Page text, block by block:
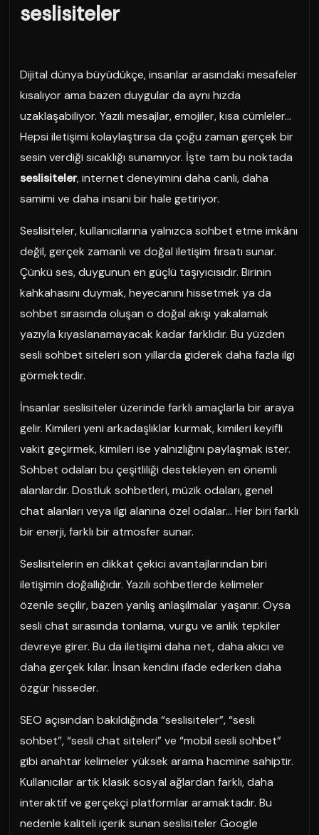
seslisiteler
Dijital dünya büyüdükçe, insanlar arasındaki mesafeler
kısalıyor ama bazen duygular da aynı hızda
uzaklaşabiliyor. Yazılı mesajlar, emojiler, kısa cümleler…
Hepsi iletişimi kolaylaştırsa da çoğu zaman gerçek bir
sesin verdiği sıcaklığı sunamıyor. İşte tam bu noktada
seslisiteler, internet deneyimini daha canlı, daha
samimi ve daha insani bir hale getiriyor.
Seslisiteler, kullanıcılarına yalnızca sohbet etme imkânı
değil, gerçek zamanlı ve doğal iletişim fırsatı sunar.
Çünkü ses, duygunun en güçlü taşıyıcısıdır. Birinin
kahkahasını duymak, heyecanını hissetmek ya da
sohbet sırasında oluşan o doğal akışı yakalamak
yazıyla kıyaslanamayacak kadar farklıdır. Bu yüzden
sesli sohbet siteleri son yıllarda giderek daha fazla ilgi
görmektedir.
İnsanlar seslisiteler üzerinde farklı amaçlarla bir araya
gelir. Kimileri yeni arkadaşlıklar kurmak, kimileri keyifli
vakit geçirmek, kimileri ise yalnızlığını paylaşmak ister.
Sohbet odaları bu çeşitliliği destekleyen en önemli
alanlardır. Dostluk sohbetleri, müzik odaları, genel
chat alanları veya ilgi alanına özel odalar… Her biri farklı
bir enerji, farklı bir atmosfer sunar.
Seslisitelerin en dikkat çekici avantajlarından biri
iletişimin doğallığıdır. Yazılı sohbetlerde kelimeler
özenle seçilir, bazen yanlış anlaşılmalar yaşanır. Oysa
sesli chat sırasında tonlama, vurgu ve anlık tepkiler
devreye girer. Bu da iletişimi daha net, daha akıcı ve
daha gerçek kılar. İnsan kendini ifade ederken daha
özgür hisseder.
SEO açısından bakıldığında “seslisiteler”, “sesli
sohbet”, “sesli chat siteleri” ve “mobil sesli sohbet”
gibi anahtar kelimeler yüksek arama hacmine sahiptir.
Kullanıcılar artık klasik sosyal ağlardan farklı, daha
interaktif ve gerçekçi platformlar aramaktadır. Bu
nedenle kaliteli içerik sunan seslisiteler Google